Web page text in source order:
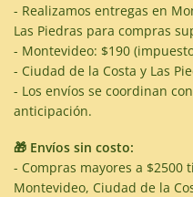
- Realizamos entregas en
Las Piedras para compras
- Montevideo: $190
- Ciudad de la Costa y Las
- Los envíos se coordinan
anticipación.
🎁 Envíos sin costo:
- Compras mayores a
Montevideo, Ciudad de la